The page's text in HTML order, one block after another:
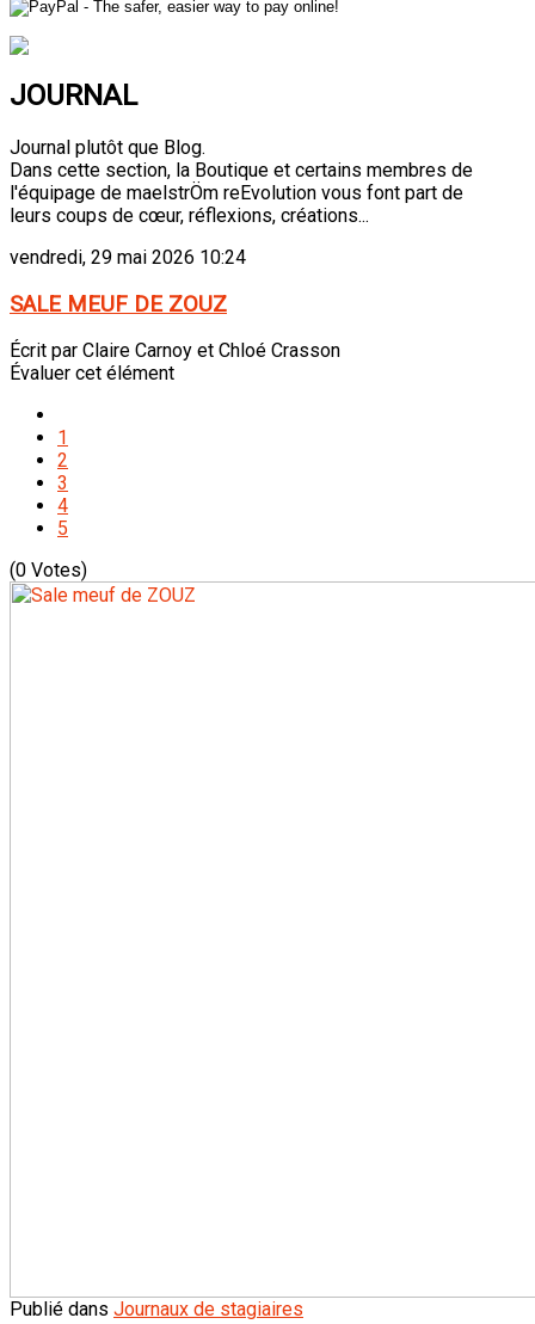
JOURNAL
Journal plutôt que Blog.
Dans cette section, la Boutique et certains membres de
l'équipage de maelstrÖm reEvolution vous font part de
leurs coups de cœur, réflexions, créations...
vendredi, 29 mai 2026 10:24
SALE MEUF DE ZOUZ
Écrit par Claire Carnoy et Chloé Crasson
Évaluer cet élément
1
2
3
4
5
(0 Votes)
Publié dans Journaux de stagiaires